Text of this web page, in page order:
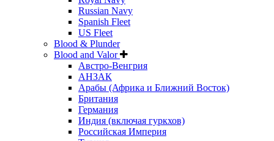
Russian Navy
Spanish Fleet
US Fleet
Blood & Plunder
Blood and Valor
Австро-Венгрия
АНЗАК
Арабы (Африка и Ближний Восток)
Британия
Германия
Индия (включая гуркхов)
Российская Империя